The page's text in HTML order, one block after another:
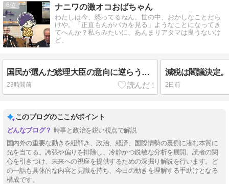
6 ナニワの激オコおばちゃん
わたしは今、怒ってるねん。世の中、おかしなことだら
けや。「正直もんがバカを見る」ようなことになってき
てへんか？私らみたいに、あんまりアタマは良うないけ
ど、
国民が選んだ総理大臣の意向に逆らう財務官僚はいらん！生徒を死なせたウソつき左翼のアホ教師も！
23時間前 2日前
このブログのここがポイント
時事と政治を鋭い視点で解説
国内外の重要な動きを紐解き、政治、経済、国際情勢の裏側に潜む本質に
光を当てる。誇張や偏りを排除し、冷静かつ鋭敏な分析を展開。読者の関
心を引きつけ、未来への視座を提供するための深掘り解説を行います。ど
の一話も具体的な内容と見識を持ち、今日の動きを理解する手助けとなる
構成です。